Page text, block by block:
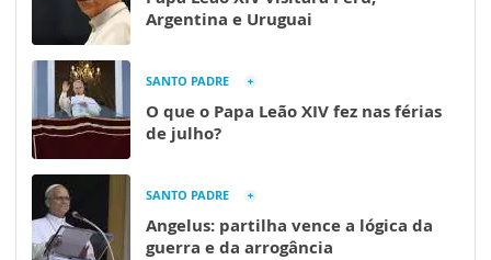
Argentina e Uruguai
SANTO PADRE
O que o Papa Leão XIV fez nas férias
de julho?
SANTO PADRE
Angelus: partilha vence a lógica da
guerra e da arrogância